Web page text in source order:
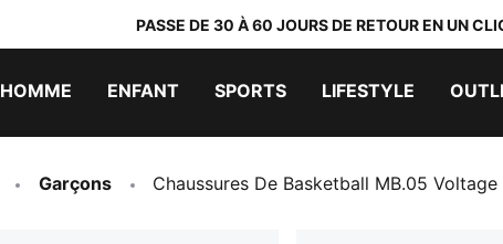
PASSE DE 30 À 60 JOURS DE RETOUR EN UN
HOMME ENFANT SPORTS LIFESTYLE
Garçons Chaussures De Basketball MB.05 Voltage